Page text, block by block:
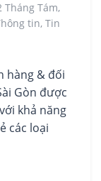
Tháng Tám,
tin, Tin
hàng & đối
Gòn được
khả năng
các loại